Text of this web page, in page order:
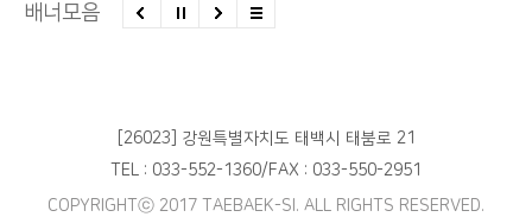
배너모음
[26023] 강원특별자치도 태백시 태붐로 21
TEL : 033-552-1360/FAX : 033-550-2951
COPYRIGHTⓒ 2017 TAEBAEK-SI. ALL RIGHTS RESERVED.